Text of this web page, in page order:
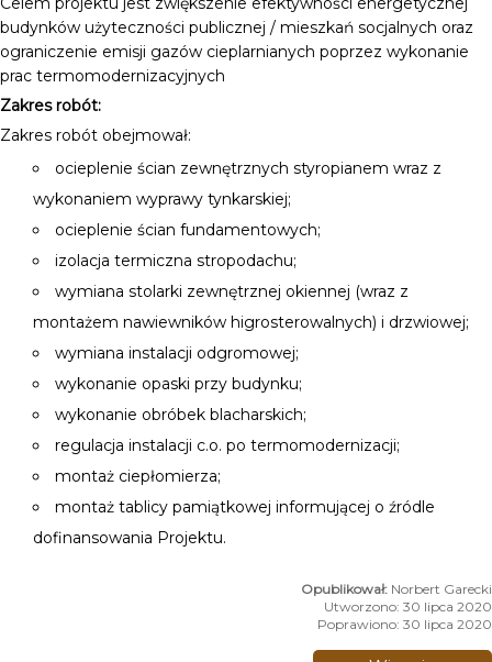
budynków użyteczności publicznej / mieszkań socjalnych oraz
ograniczenie emisji gazów cieplarnianych poprzez wykonanie
prac termomodernizacyjnych
Zakres robót:
Zakres robót obejmował:
ocieplenie ścian zewnętrznych styropianem wraz z
wykonaniem wyprawy tynkarskiej;
ocieplenie ścian fundamentowych;
izolacja termiczna stropodachu;
wymiana stolarki zewnętrznej okiennej (wraz z
montażem nawiewników higrosterowalnych) i drzwiowej;
wymiana instalacji odgromowej;
wykonanie opaski przy budynku;
wykonanie obróbek blacharskich;
regulacja instalacji c.o. po termomodernizacji;
montaż ciepłomierza;
montaż tablicy pamiątkowej informującej o źródle
dofinansowania Projektu.
Norbert Garecki
Utworzono: 30 lipca 2020
Poprawiono: 30 lipca 2020